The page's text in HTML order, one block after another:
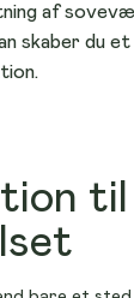
hjem
står klar
Hybel
koncept
af
skaber du et
til